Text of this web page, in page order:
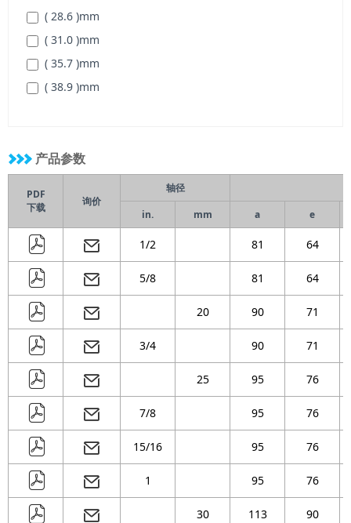
( 28.6 )mm
( 31.0 )mm
( 35.7 )mm
( 38.9 )mm
产品参数
PDF
下载
询价
轴径
in.
mm a e
1/2 81 64
5/8 81 64
20 90 71
3/4 90 71
25 95 76
7/8 95 76
15/16 95 76
1 95 76
30 113 90